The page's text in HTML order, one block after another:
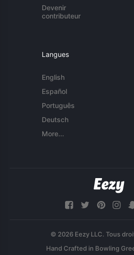
Devenir
contributeur
Langues
English
Español
Português
Deutsch
More...
© 2026 Eezy LLC. Tous